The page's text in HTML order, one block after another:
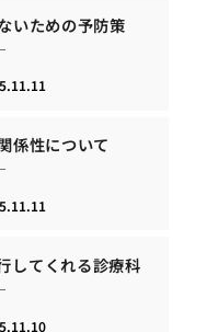
いための予防策
係性について
してくれる診療科